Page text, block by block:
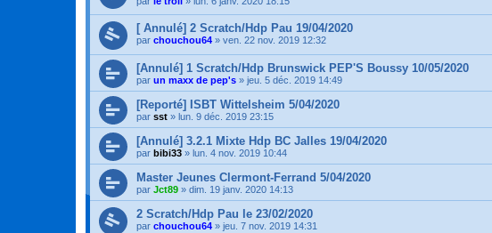
[ Annulé] 2 Scratch/Hdp Pau 19/04/2020
par chouchou64 » ven. 22 nov. 2019 12:32
[Annulé] 1 Scratch/Hdp Brunswick PEP'S Boussy 10/05/2020
par un maxx de pep's » jeu. 5 déc. 2019 14:49
[Reporté] ISBT Wittelsheim 5/04/2020
par sst » lun. 9 déc. 2019 23:15
[Annulé] 3.2.1 Mixte Hdp BC Jalles 19/04/2020
par bibi33 » lun. 4 nov. 2019 10:44
Master Jeunes Clermont-Ferrand 5/04/2020
par Jct89 » dim. 19 janv. 2020 14:13
2 Scratch/Hdp Pau le 23/02/2020
par chouchou64 » jeu. 7 nov. 2019 14:31